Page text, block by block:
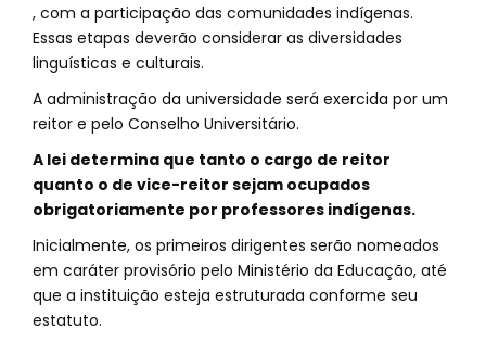
, com a participação das comunidades indígenas.
Essas etapas deverão considerar as diversidades
linguísticas e culturais.
A administração da universidade será exercida por um
reitor e pelo Conselho Universitário.
A lei determina que tanto o cargo de reitor
quanto o de vice-reitor sejam ocupados
obrigatoriamente por professores indígenas.
Inicialmente, os primeiros dirigentes serão nomeados
em caráter provisório pelo Ministério da Educação, até
que a instituição esteja estruturada conforme seu
estatuto.